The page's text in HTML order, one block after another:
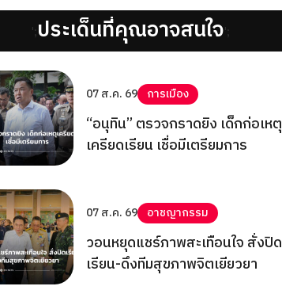
';ประเด็นที่คุณอาจสนใจ';
07 ส.ค. 69 การเมือง
“อนุทิน” ตรวจกราดยิง เด็กก่อเหตุ
เครียดเรียน เชื่อมีเตรียมการ
07 ส.ค. 69 อาชญากรรม
วอนหยุดแชร์ภาพสะเทือนใจ สั่งปิด
เรียน-ดึงทีมสุขภาพจิตเยียวยา